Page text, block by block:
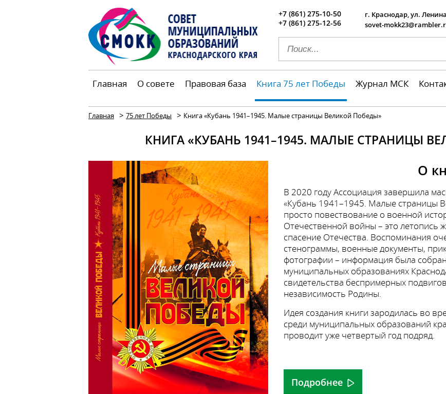
+7 (861) 275-10-50
+7 (861) 275-12-56
г. Краснодар, ул.
sovet-
Главная О совете Правовая база Книга 75 лет Победы Журнал МСК
Главная > 75 лет Победы > Книга «Кубань 1941–1945. Малые страницы Великой Победы»
КНИГА «КУБАНЬ 1941–1945. МАЛЫЕ СТРАНИЦЫ
О
В 2020 году Ассоциация завершила
«Кубань 1941–1945. Малые страницы
просто повествование о военной
Отечественной войны – это летопись
спасение Отечества. Воспоминания
стенограммы, военные документы,
фотографии – информация была
муниципальных образованиях
свидетельства беспримерных
независимость Родины.
Идея создания книги зародилась во
среди муниципальных образований
проводит уже четвертый год подряд.
Подробнее